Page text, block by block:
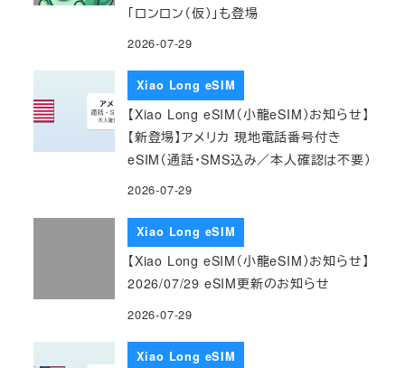
「ロンロン（仮）」も登場
2026-07-29
Xiao Long eSIM
【Xiao Long eSIM（小龍eSIM）お知らせ】
【新登場】アメリカ 現地電話番号付き
eSIM（通話・SMS込み／本人確認は不要）
2026-07-29
Xiao Long eSIM
【Xiao Long eSIM（小龍eSIM）お知らせ】
2026/07/29 eSIM更新のお知らせ
2026-07-29
Xiao Long eSIM